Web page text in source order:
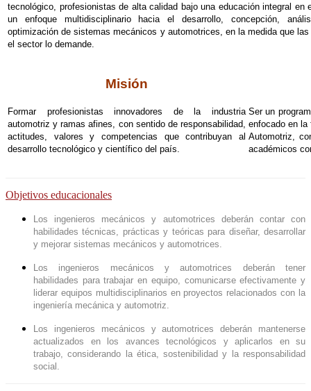
tecnológico, profesionistas de alta calidad bajo una educación integral en
un enfoque multidisciplinario hacia el desarrollo, concepción,
optimización de sistemas mecánicos y automotrices, en la medida que
el sector lo demande.
Misión
Formar profesionistas innovadores de la industria
automotriz y ramas afines, con sentido de responsabilidad,
actitudes, valores y competencias que contribuyan al
desarrollo tecnológico y científico del país.
Ser un
enfocado en
Automotriz,
académicos
Objetivos educacionales
Los ingenieros mecánicos y automotrices deberán contar con
habilidades técnicas, prácticas y teóricas para diseñar, desarrollar
y mejorar sistemas mecánicos y automotrices.
Los ingenieros mecánicos y automotrices deberán tener
habilidades para trabajar en equipo, comunicarse efectivamente y
liderar equipos multidisciplinarios en proyectos relacionados con la
ingeniería mecánica y automotriz.
Los ingenieros mecánicos y automotrices deberán mantenerse
actualizados en los avances tecnológicos y aplicarlos en su
trabajo, considerando la ética, sostenibilidad y la responsabilidad
social.